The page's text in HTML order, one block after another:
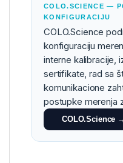
COLO.SCIENCE —
KONFIGURACIJU
COLO.Science
konfiguraciju
interne kalibracije,
sertifikate, rad sa
komunikacione
postupke merenja
COLO.Science